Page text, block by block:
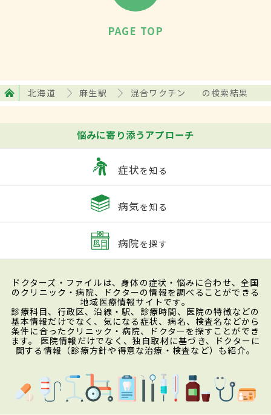
PAGE TOP
北海道 麻生駅 混合ワクチン の検索結果
悩みに寄り添うアプローチ
症状を知る
病気を知る
病院を探す
ドクターズ・ファイルは、身体の症状・悩みに合わせ、全国
のクリニック・病院、ドクターの情報を調べることができる
地域医療情報サイトです。
診療科目、行政区、沿線・駅、診療時間、医院の特徴などの
基本情報だけでなく、気になる症状、病名、検査名などから
条件に合ったクリニック・病院、ドクターを探すことができ
ます。 医院情報だけでなく、独自取材に基づき、ドクターに
関する情報（診療方針や得意な治療・検査など）も紹介。